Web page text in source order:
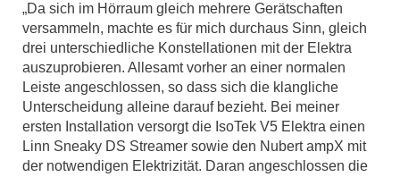
„Da sich im Hörraum gleich mehrere Gerätschaften
versammeln, machte es für mich durchaus Sinn, gleich
drei unterschiedliche Konstellationen mit der Elektra
auszuprobieren. Allesamt vorher an einer normalen
Leiste angeschlossen, so dass sich die klangliche
Unterscheidung alleine darauf bezieht. Bei meiner
ersten Installation versorgt die IsoTek V5 Elektra einen
Linn Sneaky DS Streamer sowie den Nubert ampX mit
der notwendigen Elektrizität. Daran angeschlossen die